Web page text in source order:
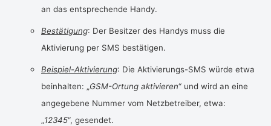
an das entsprechende Handy.
Bestätigung: Der Besitzer des Handys muss die
Aktivierung per SMS bestätigen.
Beispiel-Aktivierung: Die Aktivierungs-SMS würde etwa
beinhalten: „GSM-Ortung aktivieren“ und wird an eine
angegebene Nummer vom Netzbetreiber, etwa:
„12345“, gesendet.